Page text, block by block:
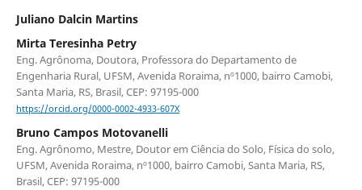
Juliano Dalcin Martins
Mirta Teresinha Petry
Eng. Agrônoma, Doutora, Professora do Departamento de
Engenharia Rural, UFSM, Avenida Roraima, nº1000, bairro Camobi,
Santa Maria, RS, Brasil, CEP: 97195-000
https://orcid.org/0000-0002-4933-607X
Bruno Campos Motovanelli
Eng. Agrônomo, Mestre, Doutor em Ciência do Solo, Física do solo,
UFSM, Avenida Roraima, nº1000, bairro Camobi, Santa Maria, RS,
Brasil, CEP: 97195-000